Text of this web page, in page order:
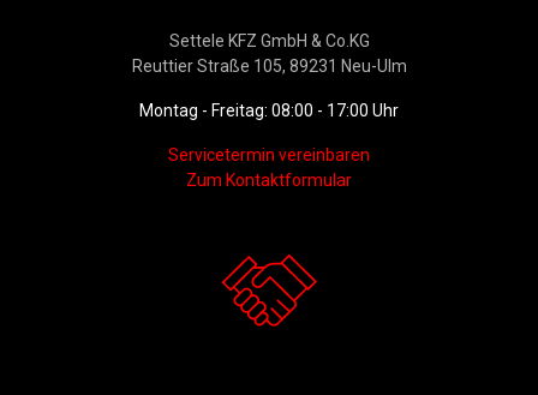
Settele KFZ GmbH & Co.KG
Reuttier Straße 105, 89231 Neu-Ulm
Montag - Freitag: 08:00 - 17:00 Uhr
Servicetermin vereinbaren
Zum Kontaktformular